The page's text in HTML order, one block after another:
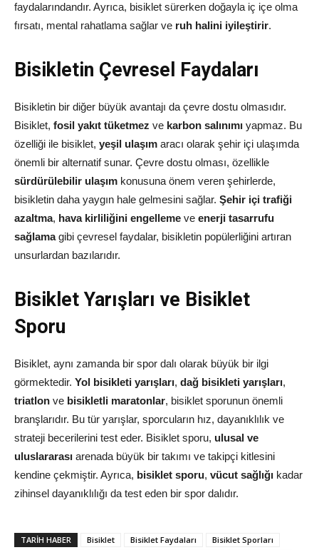
faydalarındandır. Ayrıca, bisiklet sürerken doğayla iç içe olma
fırsatı, mental rahatlama sağlar ve ruh halini iyileştirir.
Bisikletin Çevresel Faydaları
Bisikletin bir diğer büyük avantajı da çevre dostu olmasıdır.
Bisiklet, fosil yakıt tüketmez ve karbon salınımı yapmaz. Bu
özelliği ile bisiklet, yeşil ulaşım aracı olarak şehir içi ulaşımda
önemli bir alternatif sunar. Çevre dostu olması, özellikle
sürdürülebilir ulaşım konusuna önem veren şehirlerde,
bisikletin daha yaygın hale gelmesini sağlar. Şehir içi trafiği
azaltma, hava kirliliğini engelleme ve enerji tasarrufu
sağlamagibi çevresel faydalar, bisikletin popülerliğini artıran
unsurlardan bazılarıdır.
Bisiklet Yarışları ve Bisiklet
Sporu
Bisiklet, aynı zamanda bir spor dalı olarak büyük bir ilgi
görmektedir. Yol bisikleti yarışları, dağ bisikleti yarışları,
triatlon ve bisikletli maratonlar, bisiklet sporunun önemli
branşlarıdır. Bu tür yarışlar, sporcuların hız, dayanıklılık ve
strateji becerilerini test eder. Bisiklet sporu, ulusal ve
uluslararası arenada büyük bir takımı ve takipçi kitlesini
kendine çekmiştir. Ayrıca, bisiklet sporu, vücut sağlığı kadar
zihinsel dayanıklılığı da test eden bir spor dalıdır.
TARIH HABER Bisiklet Bisiklet Faydaları
Bisiklet Sporları